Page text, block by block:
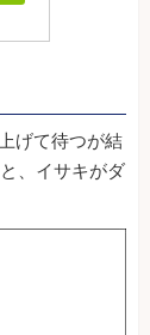
げて待つが結
、イサキがダ